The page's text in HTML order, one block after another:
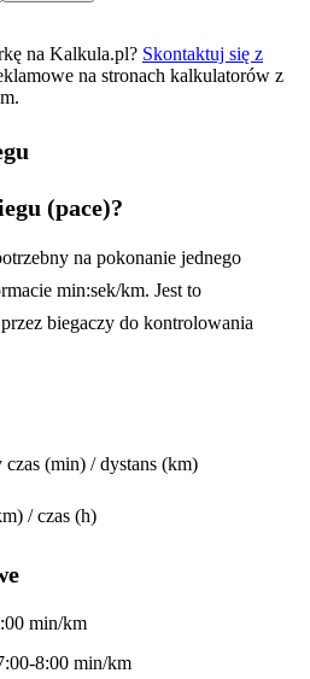
na Kalkula.pl? Skontaktuj się z
na stronach kalkulatorów z
(pace)?
na pokonanie jednego
min:sek/km. Jest to
biegaczy do kontrolowania
(min) / dystans (km)
/ czas (h)
min/km
8:00 min/km